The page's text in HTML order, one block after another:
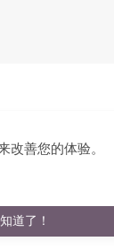
改善您的体验。
知道了！